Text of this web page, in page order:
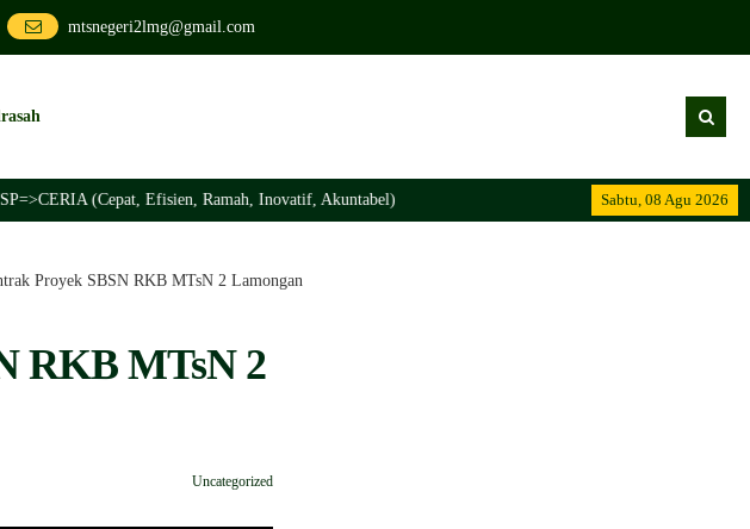
mtsnegeri2lmg@gmail.com
Sabtu, 08 Agu 2026
(Cepat, Efisien, Ramah, Inovatif, Akuntabel)
Proyek SBSN RKB MTsN 2 Lamongan
RKB MTsN 2
Uncategorized